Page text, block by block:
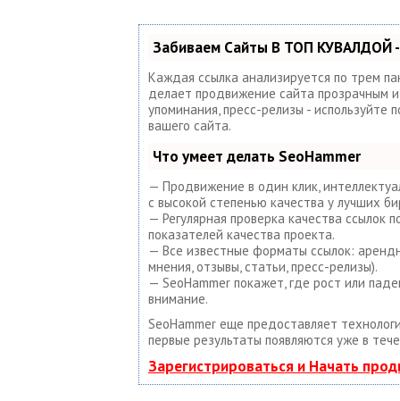
Забиваем Сайты В ТОП КУВАЛДОЙ -
Каждая ссылка анализируется по трем
делает продвижение сайта прозрачным
упоминания, пресс-релизы -
вашего сайта.
Что умеет делать SeoHammer
— Продвижение в один клик,
с высокой степенью качества у лучших
— Регулярная проверка качества
показателей качества проекта.
— Все известные форматы ссылок:
мнения, отзывы, статьи, пресс-релизы).
— SeoHammer покажет, где рост или
внимание.
SeoHammer еще предоставляет
первые результаты появляются уже в
Зарегистрироваться и Начать